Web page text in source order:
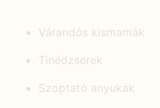
Várandós kismamák
Tinédzserek
Szoptató anyukák